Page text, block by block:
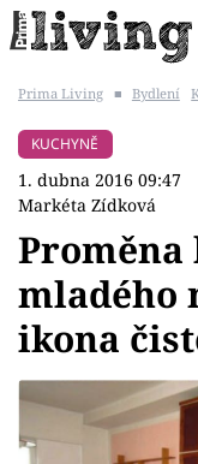
BYDLENÍ SLAVNÝCH
Témata
Bydlení
Zahrada
Prima Living ■ Bydlení
KUCHYNĚ
1. dubna 2016 09:47
Markéta Zídková
Proměna
mladého
ikona